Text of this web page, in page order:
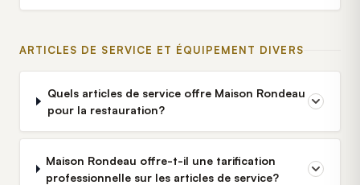
ARTICLES DE SERVICE ET ÉQUIPEMENT DIVERS
Quels articles de service offre Maison Rondeau
pour la restauration?
Maison Rondeau offre-t-il une tarification
professionnelle sur les articles de service?